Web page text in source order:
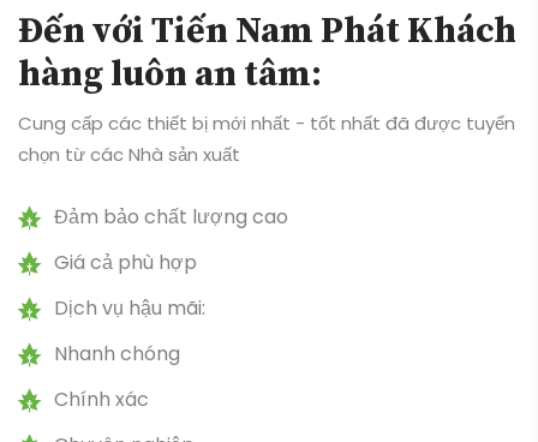
Đảm bảo chất lượng cao
Giá cả phù hợp
Dịch vụ hậu mãi:
Nhanh chóng
Chính xác
Chuyên nghiệp